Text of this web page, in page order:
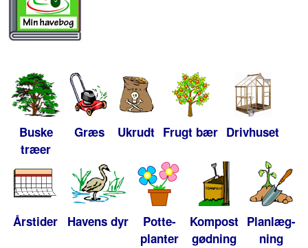
Buske
træer
Græs Ukrudt Frugt bær Drivhuset
Årstider Havens dyr
Potte-
planter
Kompost
gødning
Planlæg-
ning